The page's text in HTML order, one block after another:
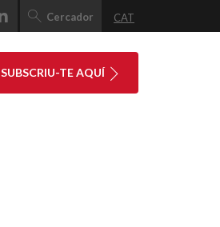
Cercador CAT
SUBSCRIU-TE AQUÍ